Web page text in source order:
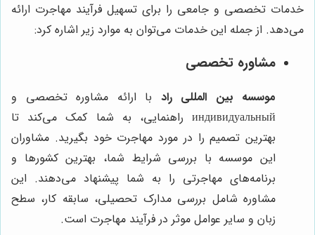
خدمات تخصصی و جامعی را برای تسهیل فرآیند مهاجرت ارائه
می‌دهد. از جمله این خدمات می‌توان به موارد زیر اشاره کرد:
مشاوره تخصصی
موسسه بین المللی راد با ارائه مشاوره تخصصی و
индивидуальный راهنمایی، به شما کمک می‌کند تا
بهترین تصمیم را در مورد مهاجرت خود بگیرید. مشاوران
این موسسه با بررسی شرایط شما، بهترین کشورها و
برنامه‌های مهاجرتی را به شما پیشنهاد می‌دهند. این
مشاوره شامل بررسی مدارک تحصیلی، سابقه کار، سطح
زبان و سایر عوامل موثر در فرآیند مهاجرت است.